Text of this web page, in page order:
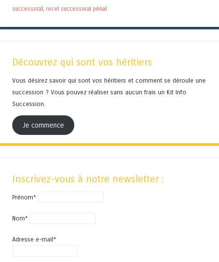
successoral , recel successoral pénal
Découvrez qui sont vos héritiers
Vous désirez savoir qui sont vos héritiers et comment se déroule une
succession ? Vous pouvez réaliser sans aucun frais un Kit Info
Succession.
Je commence
Inscrivez-vous à notre newsletter :
Prénom*
Nom*
Adresse e-mail*